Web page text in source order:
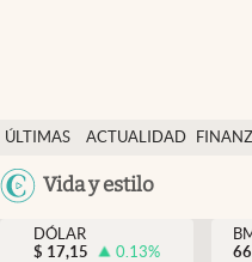
ÚLTIMAS
NOTICIAS
ACTUALIDAD
Vida y estilo
Actualidad
Finanzas y economía
Dólar y mercados
DÓLAR
$ 17,15 0.13%